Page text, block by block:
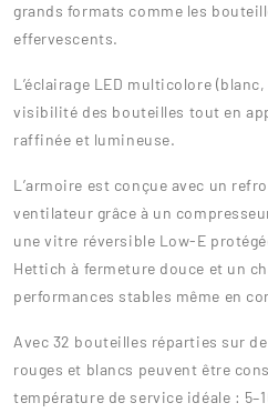
grands formats comme les
effervescents.
L’éclairage LED multicolore
visibilité des bouteilles tout en
raffinée et lumineuse.
L’armoire est conçue avec un
ventilateur grâce à un
une vitre réversible Low-E
Hettich à fermeture douce et un
performances stables même en
Avec 32 bouteilles réparties sur
rouges et blancs peuvent être
température de service idéale :